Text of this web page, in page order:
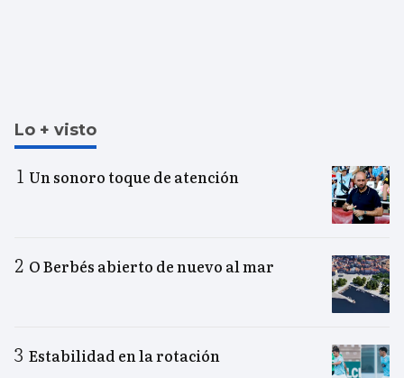
Lo + visto
Un sonoro toque de atención
O Berbés abierto de nuevo al mar
Estabilidad en la rotación